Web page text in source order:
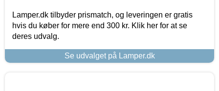
Lamper.dk tilbyder prismatch, og leveringen er gratis
hvis du køber for mere end 300 kr. Klik her for at se
deres udvalg.
Se udvalget på Lamper.dk